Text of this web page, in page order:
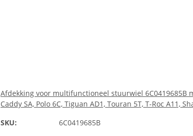
Afdekking voor multifunctioneel stuurwiel 6C0419685B
Caddy SA, Polo 6C, Tiguan AD1, Touran 5T, T-Roc A11,
SKU:
6C0419685B